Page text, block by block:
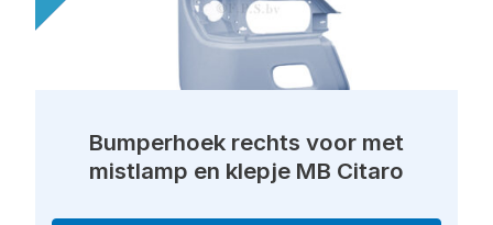
Bumperhoek rechts voor met
mistlamp en klepje MB Citaro